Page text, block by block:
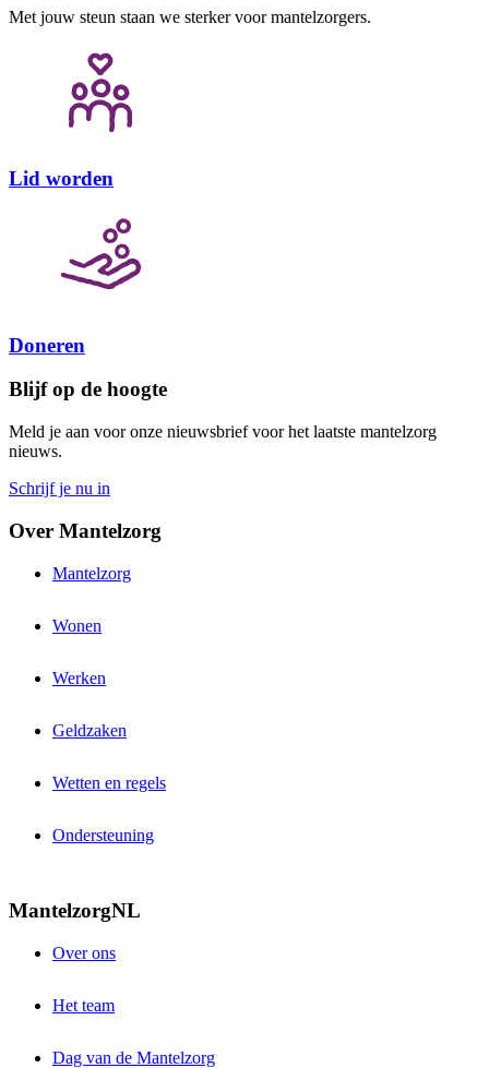
Met jouw steun staan we sterker voor mantelzorgers.
Lid worden
Doneren
Blijf op de hoogte
Meld je aan voor onze nieuwsbrief voor het laatste mantelzorg
nieuws.
Schrijf je nu in
Over Mantelzorg
Mantelzorg
Wonen
Werken
Geldzaken
Wetten en regels
Ondersteuning
MantelzorgNL
Over ons
Het team
Dag van de Mantelzorg